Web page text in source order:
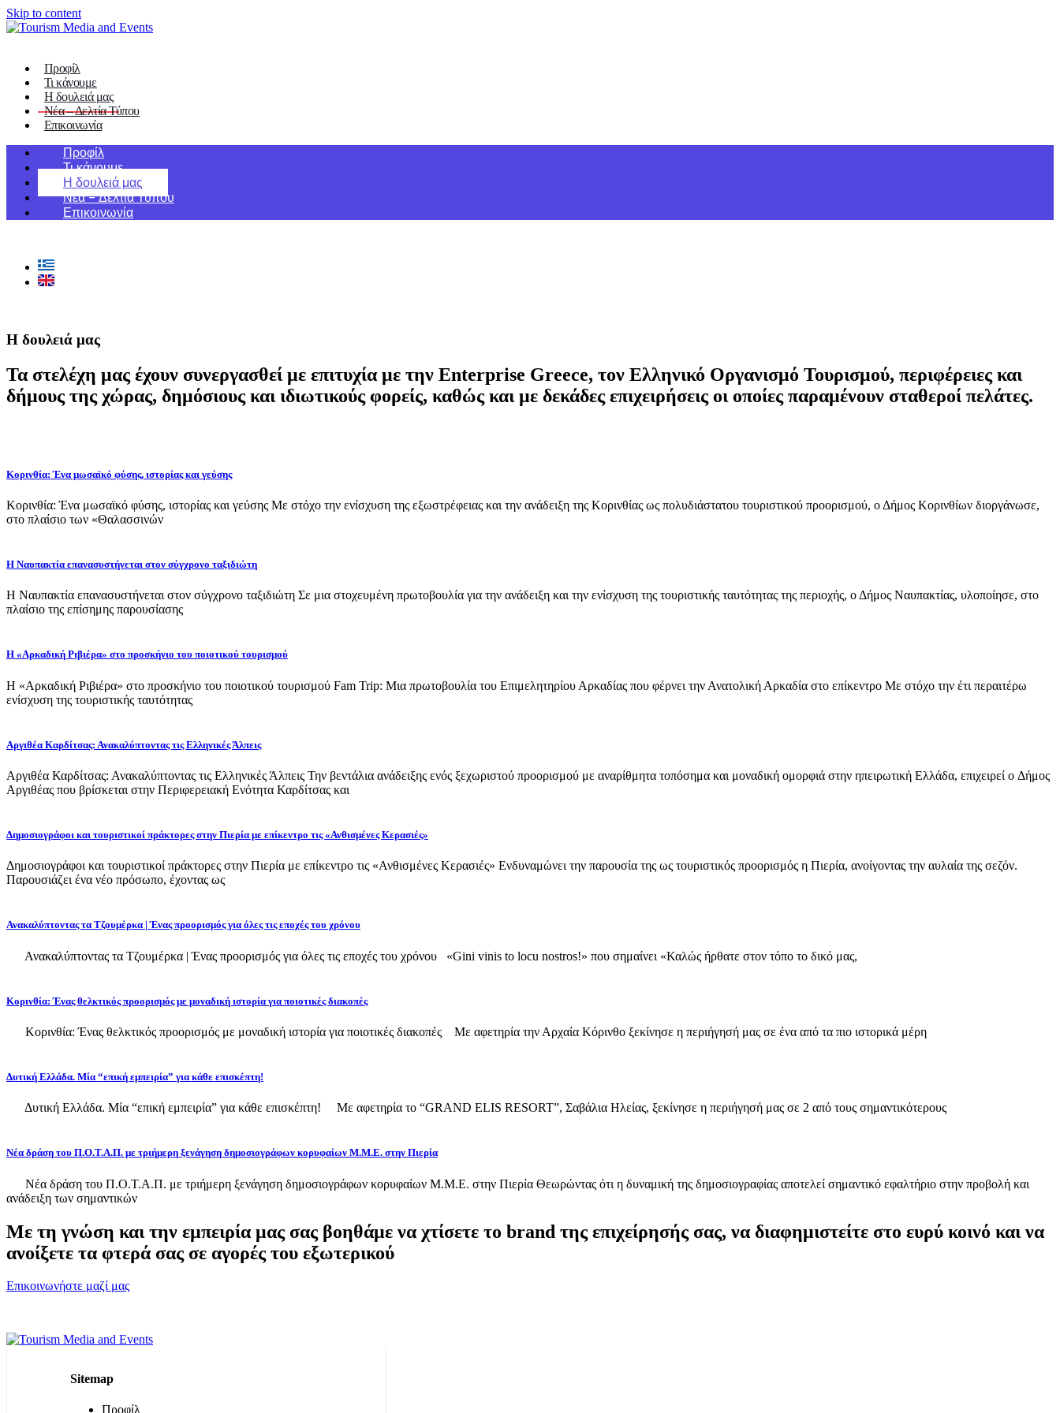
Skip to content
Προφίλ
Τι κάνουμε
Η δουλειά μας
Νέα – Δελτία Τύπου
Επικοινωνία
Προφίλ
Τι κάνουμε
Η δουλειά μας
Νέα – Δελτία Τύπου
Επικοινωνία
Η δουλειά μας
Τα στελέχη μας έχουν συνεργασθεί με επιτυχία με την Enterprise Greece, τον Ελληνικό Οργανισμό Τουρισμού, περιφέρειες και
δήμους της χώρας, δημόσιους και ιδιωτικούς φορείς, καθώς και με δεκάδες επιχειρήσεις οι οποίες παραμένουν σταθεροί πελάτες.
Κορινθία: Ένα μωσαϊκό φύσης, ιστορίας και γεύσης
Κορινθία: Ένα μωσαϊκό φύσης, ιστορίας και γεύσης Με στόχο την ενίσχυση της εξωστρέφειας και την ανάδειξη της Κορινθίας ως πολυδιάστατου τουριστικού προορισμού, ο Δήμος Κορινθίων διοργάνωσε,
στο πλαίσιο των «Θαλασσινών
Η Ναυπακτία επανασυστήνεται στον σύγχρονο ταξιδιώτη
Η Ναυπακτία επανασυστήνεται στον σύγχρονο ταξιδιώτη Σε μια στοχευμένη πρωτοβουλία για την ανάδειξη και την ενίσχυση της τουριστικής ταυτότητας της περιοχής, ο Δήμος Ναυπακτίας, υλοποίησε, στο
πλαίσιο της επίσημης παρουσίασης
Η «Αρκαδική Ριβιέρα» στο προσκήνιο του ποιοτικού τουρισμού
Η «Αρκαδική Ριβιέρα» στο προσκήνιο του ποιοτικού τουρισμού Fam Trip: Μια πρωτοβουλία του Επιμελητηρίου Αρκαδίας που φέρνει την Ανατολική Αρκαδία στο επίκεντρο Με στόχο την έτι περαιτέρω
ενίσχυση της τουριστικής ταυτότητας
Αργιθέα Καρδίτσας: Ανακαλύπτοντας τις Ελληνικές Άλπεις
Αργιθέα Καρδίτσας: Ανακαλύπτοντας τις Ελληνικές Άλπεις Την βεντάλια ανάδειξης ενός ξεχωριστού προορισμού με αναρίθμητα τοπόσημα και μοναδική ομορφιά στην ηπειρωτική Ελλάδα, επιχειρεί ο Δήμος
Αργιθέας που βρίσκεται στην Περιφερειακή Ενότητα Καρδίτσας και
Δημοσιογράφοι και τουριστικοί πράκτορες στην Πιερία με επίκεντρο τις «Ανθισμένες Κερασιές»
Δημοσιογράφοι και τουριστικοί πράκτορες στην Πιερία με επίκεντρο τις «Ανθισμένες Κερασιές» Ενδυναμώνει την παρουσία της ως τουριστικός προορισμός η Πιερία, ανοίγοντας την αυλαία της σεζόν.
Παρουσιάζει ένα νέο πρόσωπο, έχοντας ως
Ανακαλύπτοντας τα Τζουμέρκα | Ένας προορισμός για όλες τις εποχές του χρόνου
Ανακαλύπτοντας τα Τζουμέρκα | Ένας προορισμός για όλες τις εποχές του χρόνου «Gini vinis to locu nostros!» που σημαίνει «Καλώς ήρθατε στον τόπο το δικό μας,
Κορινθία: Ένας θελκτικός προορισμός με μοναδική ιστορία για ποιοτικές διακοπές
Κορινθία: Ένας θελκτικός προορισμός με μοναδική ιστορία για ποιοτικές διακοπές Με αφετηρία την Αρχαία Κόρινθο ξεκίνησε η περιήγησή μας σε ένα από τα πιο ιστορικά μέρη
Δυτική Ελλάδα. Μία “επική εμπειρία” για κάθε επισκέπτη!
Δυτική Ελλάδα. Μία “επική εμπειρία” για κάθε επισκέπτη! Με αφετηρία το “GRAND ELIS RESORT”, Σαβάλια Ηλείας, ξεκίνησε η περιήγησή μας σε 2 από τους σημαντικότερους
Νέα δράση του Π.Ο.Τ.Α.Π. με τριήμερη ξενάγηση δημοσιογράφων κορυφαίων Μ.Μ.Ε. στην Πιερία
Νέα δράση του Π.Ο.Τ.Α.Π. με τριήμερη ξενάγηση δημοσιογράφων κορυφαίων Μ.Μ.Ε. στην Πιερία Θεωρώντας ότι η δυναμική της δημοσιογραφίας αποτελεί σημαντικό εφαλτήριο στην προβολή και
ανάδειξη των σημαντικών
Με τη γνώση και την εμπειρία μας σας βοηθάμε να χτίσετε το brand της επιχείρησής σας, να διαφημιστείτε στο ευρύ κοινό και να
ανοίξετε τα φτερά σας σε αγορές του εξωτερικού​
Επικοινωνήστε μαζί μας
Sitemap
Προφίλ